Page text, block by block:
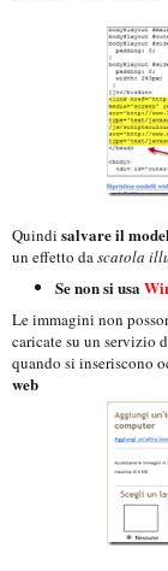
Quindi salvare il
un effetto dascatola
Se non si usa
Le immagini non
caricate su un servizio
quando si inseriscono
web